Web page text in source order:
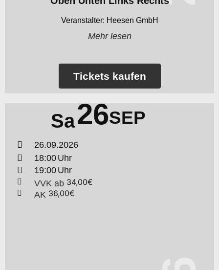
Heesen GmbH
Mehr lesen
Tickets kaufen
Sa26SEP
26.09.2026
18:00
19:00
VVK ab 34,00€
AK 36,00€